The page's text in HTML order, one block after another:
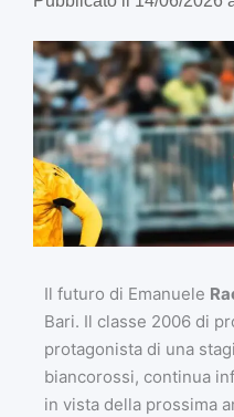
Il futuro di Emanuele
Bari. Il classe 2006 di
protagonista di una
biancorossi, continua
in vista della prossima